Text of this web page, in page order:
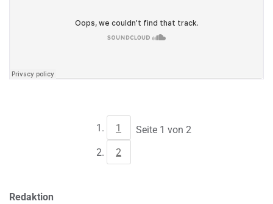
1
2
Seite 1 von 2
Redaktion